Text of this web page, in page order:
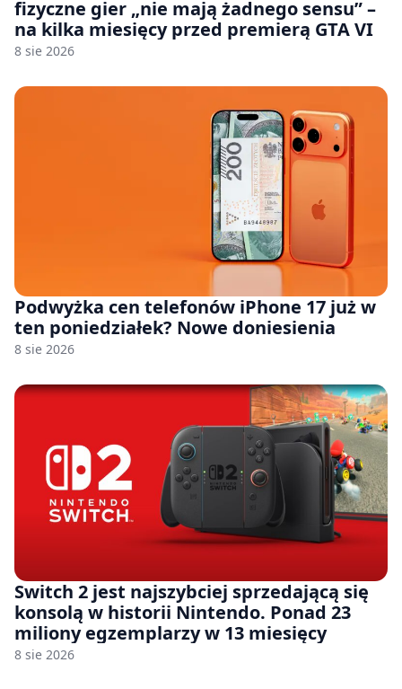
fizyczne gier „nie mają żadnego sensu” –
na kilka miesięcy przed premierą GTA VI
8 sie 2026
Podwyżka cen telefonów iPhone 17 już w
ten poniedziałek? Nowe doniesienia
8 sie 2026
Switch 2 jest najszybciej sprzedającą się
konsolą w historii Nintendo. Ponad 23
miliony egzemplarzy w 13 miesięcy
8 sie 2026